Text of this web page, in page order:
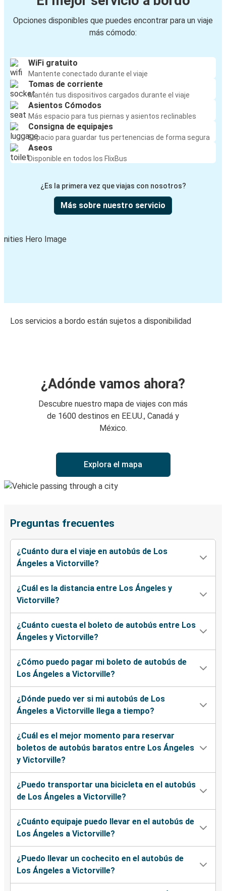
Opciones disponibles que puedes encontrar para un viaje
más cómodo:
WiFi gratuito
Mantente conectado durante el viaje
Tomas de corriente
Mantén tus dispositivos cargados durante el viaje
Asientos Cómodos
Más espacio para tus piernas y asientos reclinables
Consigna de equipajes
Espacio para guardar tus pertenencias de forma segura
Aseos
Disponible en todos los FlixBus
¿Es la primera vez que viajas con nosotros?
Más sobre nuestro servicio
Los servicios a bordo están sujetos a disponibilidad
¿Adónde vamos ahora?
Descubre nuestro mapa de viajes con más
de 1600 destinos en EE.UU., Canadá y
México.
Explora el mapa
Preguntas frecuentes
¿Cuánto dura el viaje en autobús de Los
Ángeles a Victorville?
¿Cuál es la distancia entre Los Ángeles y
Victorville?
¿Cuánto cuesta el boleto de autobús entre Los
Ángeles y Victorville?
¿Cómo puedo pagar mi boleto de autobús de
Los Ángeles a Victorville?
¿Dónde puedo ver si mi autobús de Los
Ángeles a Victorville llega a tiempo?
¿Cuál es el mejor momento para reservar
boletos de autobús baratos entre Los Ángeles
y Victorville?
¿Puedo transportar una bicicleta en el autobús
de Los Ángeles a Victorville?
¿Cuánto equipaje puedo llevar en el autobús de
Los Ángeles a Victorville?
¿Puedo llevar un cochecito en el autobús de
Los Ángeles a Victorville?